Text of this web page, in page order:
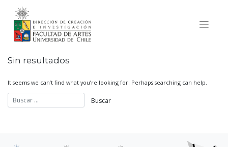
content
Sin resultados
It seems we can’t find what you’re looking for. Perhaps searching can help.